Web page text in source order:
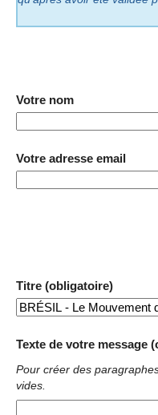
Votre nom
Votre adresse email
Titre (obligatoire)
Texte de votre message
Pour créer des
vides.